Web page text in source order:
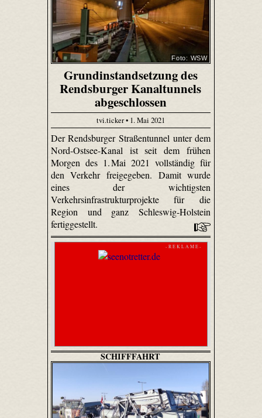
Foto: WSW
Grundinstandsetzung des
Rendsburger Kanaltunnels
abgeschlossen
tvi.ticker • 1. Mai 2021
Der Rendsburger Straßentunnel unter dem
Nord-Ostsee-Kanal ist seit dem frühen
Morgen des 1. Mai 2021 vollständig für
den Verkehr freigegeben. Damit wurde
eines der wichtigsten
Verkehrsinfrastrukturprojekte für die
Region und ganz Schleswig-Holstein
fertiggestellt.
- R E K L A M E -
SCHIFFFAHRT